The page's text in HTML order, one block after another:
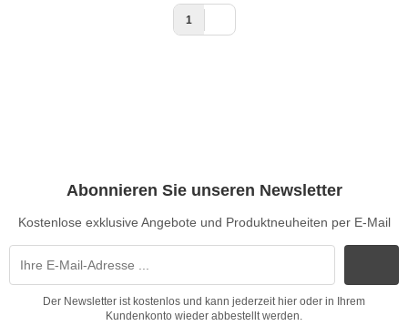
1
Abonnieren Sie unseren Newsletter
Kostenlose exklusive Angebote und Produktneuheiten per E-Mail
Der Newsletter ist kostenlos und kann jederzeit hier oder in Ihrem
Kundenkonto wieder abbestellt werden.